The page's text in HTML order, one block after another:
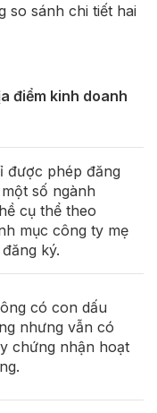
so sánh chi tiết hai
điểm kinh doanh
được phép đăng
số ngành
cụ thể theo
mục công ty mẹ
ký.
có con dấu
nhưng vẫn có
chứng nhận hoạt